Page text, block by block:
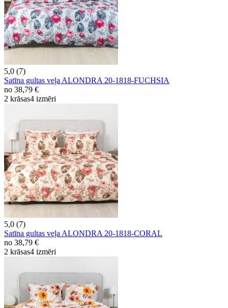
5,0 (7)
Satīna gultas veļa ALONDRA 20-1818-FUCHSIA
no 38,79 €
2 krāsas4 izmēri
5,0 (7)
Satīna gultas veļa ALONDRA 20-1818-CORAL
no 38,79 €
2 krāsas4 izmēri